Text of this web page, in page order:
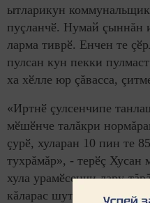
ытларикун
пуçланчӗ. Нумай çыннăн
ларма тиврӗ. Енчен те
пулсан кун пекки
ха хӗлле юр çăвасса,
«Иртнӗ çулсенчипе
мӗшӗнче талăкри
çурӗ, хуларан 10 пин те
тухрăмăр», - терӗç Хусан
хула урамӗсенчи лару-
кăларас шутпа. Хӗлле